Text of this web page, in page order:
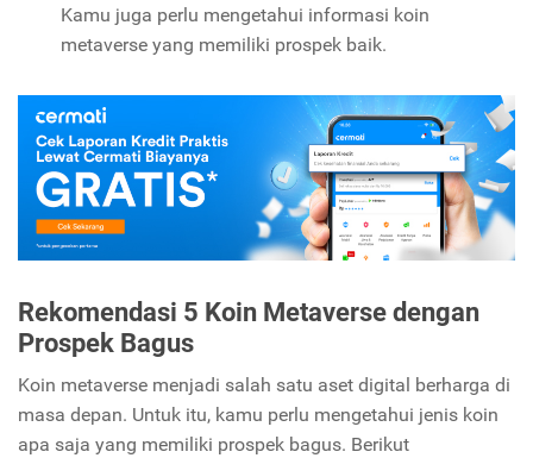
Kamu juga perlu mengetahui informasi koin
metaverse yang memiliki prospek baik.
Rekomendasi 5 Koin Metaverse dengan
Prospek Bagus
Koin metaverse menjadi salah satu aset digital berharga di
masa depan. Untuk itu, kamu perlu mengetahui jenis koin
apa saja yang memiliki prospek bagus. Berikut